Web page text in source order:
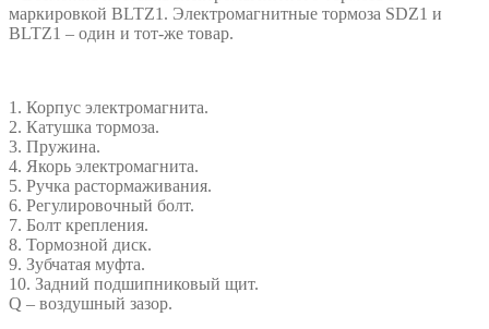
маркировкой BLTZ1. Электромагнитные тормоза SDZ1 и
BLTZ1 – один и тот-же товар.
1. Корпус электромагнита.
2. Катушка тормоза.
3. Пружина.
4. Якорь электромагнита.
5. Ручка растормаживания.
6. Регулировочный болт.
7. Болт крепления.
8. Тормозной диск.
9. Зубчатая муфта.
10. Задний подшипниковый щит.
Q – воздушный зазор.